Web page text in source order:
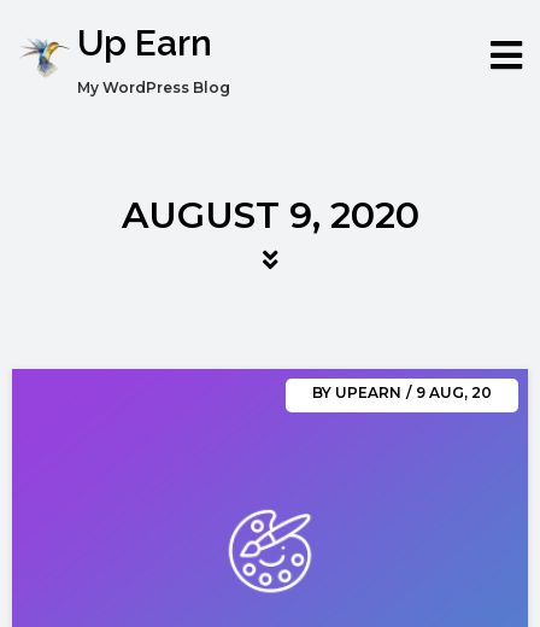
Up Earn
My WordPress Blog
AUGUST 9, 2020
BY UPEARN / 9 AUG, 20